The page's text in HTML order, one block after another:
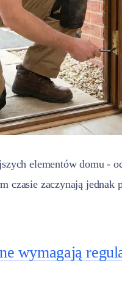
elementów domu -
czasie zaczynają
wymagają